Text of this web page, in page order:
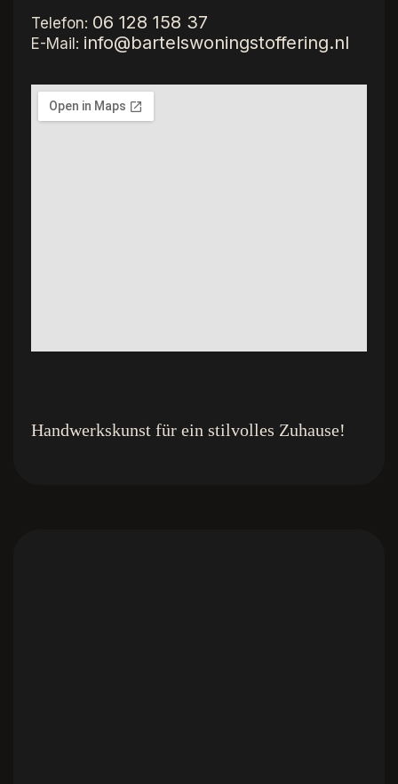
Telefon: 06 128 158 37
E-Mail: info@bartelswoningstoffering.nl
Handwerkskunst für ein stilvolles Zuhause!